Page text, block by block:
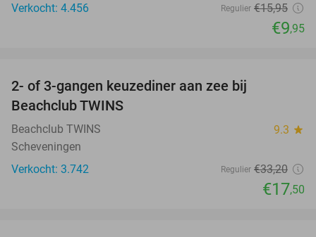
Verkocht: 4.456
Regulier €15,95
€9,95
2- of 3-gangen keuzediner aan zee bij
Beachclub TWINS
Beachclub TWINS 9.3 star
Scheveningen
Verkocht: 3.742
Regulier €33,20
€17,50